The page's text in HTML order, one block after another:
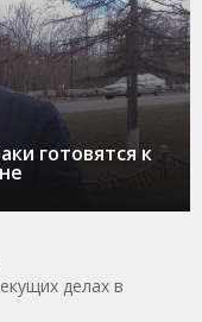
готовятся к
делах в